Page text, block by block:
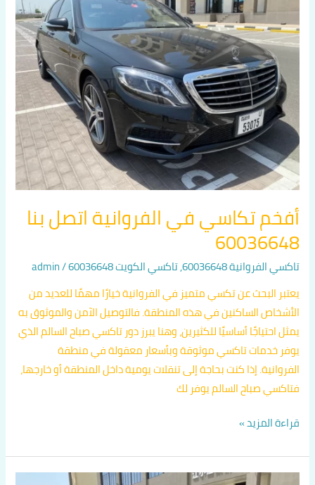
أفخم تكاسي في الفروانية اتصل بنا
60036648
تاكسي الفروانية 60036648 ,تاكسي الكويت 60036648 /
admin
يعتبر البحث عن تكسي متميز في الفروانية خيارًا مهمًا للعديد من
الأشخاص الساكنين في هذه المنطقة. فالتوصيل الآمن والموثوق به
يمثل احتياجًا أساسيًا للكثيرين، وهنا يبرز دور تاكسي صباح السالم الذي
يوفر خدمات تاكسي موثوقة وبأسعار معقولة في منطقة
الفروانية. إذا كنت بحاجة إلى تنقلات يومية داخل المنطقة أو خارجها،
فتاكسي صباح السالم يوفر لك
الفروانية
اتصل
60036648
قراءة المزيد »